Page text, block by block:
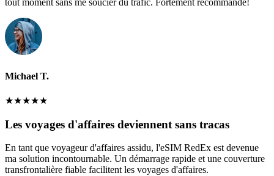
tout moment sans me soucier du trafic. Fortement recommandé!
Michael T.
★★★★★
Les voyages d'affaires deviennent sans tracas
En tant que voyageur d'affaires assidu, l'eSIM RedEx est devenue
ma solution incontournable. Un démarrage rapide et une couverture
transfrontalière fiable facilitent les voyages d'affaires.